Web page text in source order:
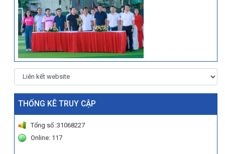
THỐNG KÊ TRUY CẬP
Tổng số :31068227
Online: 117